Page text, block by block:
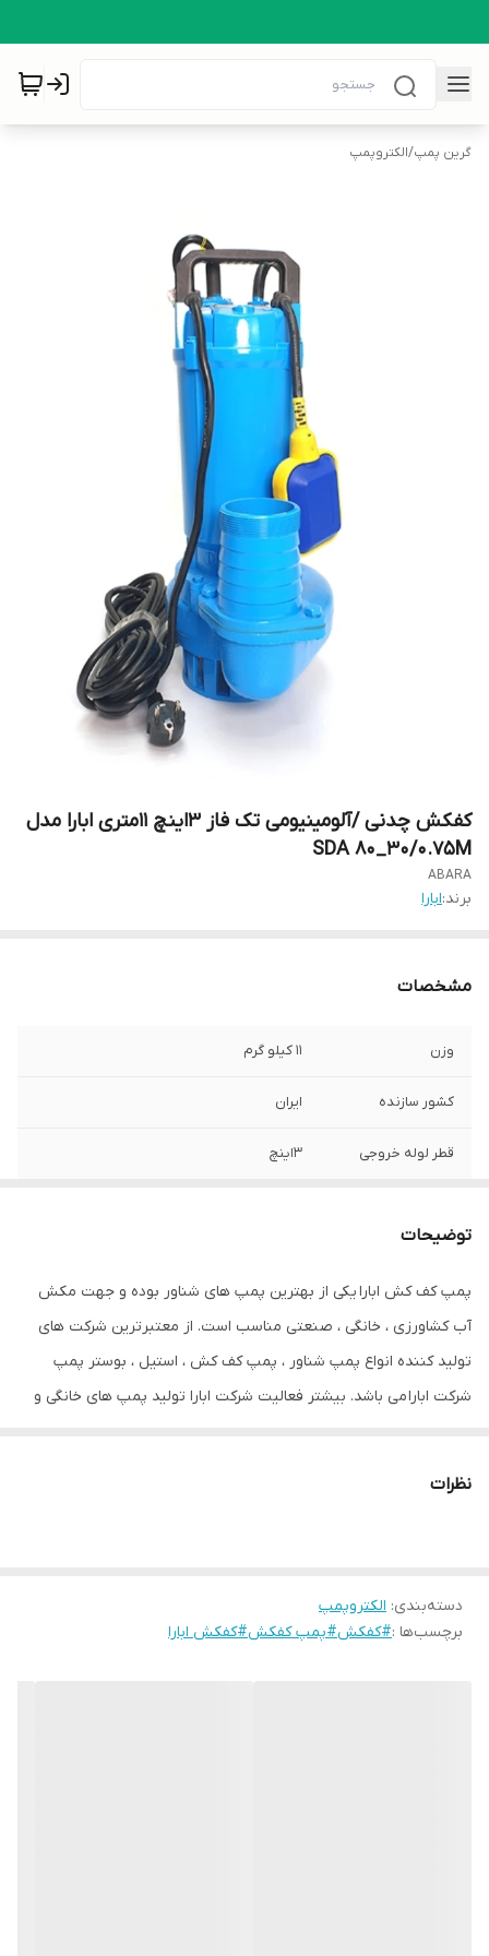
گرین پمپ/الکتروپمپ
کفکش چدنی /آلومینیومی تک فاز 3اینچ 11متری ابارا مدل
SDA 80_30/0.75M
ABARA
برند:ابارا
مشخصات
وزن 11 کیلو گرم
کشور سازنده ایران
قطر لوله خروجی 3اینچ
جنس شفت
جنس پروانه آلومینیوم
جنس بدنه چدن
توضیحات
پمپ کف کش ابارا یکی از بهترین پمپ های شناور بوده و جهت مکش
آب کشاورزی ، خانگی ، صنعتی مناسب است. از معتبرترین شرکت های
تولید کننده انواع پمپ شناور ، پمپ کف کش ، استیل ، بوستر پمپ
شرکت ابارا می باشد. بیشتر فعالیت شرکت ابارا تولید پمپ های خانگی و
عنوان یکی از بزرگترین تولید کننده الکتروپمپ می باشد.
نظرات
دسته‌بندی: الکتروپمپ
برچسب‌ها :#کفکش#پمپ کفکش#کفکش ابارا